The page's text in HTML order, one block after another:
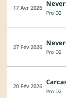
17 Avr 2026
Pro D2
27 Fév 2026
Pro D2
20 Fév 2026
Pro D2